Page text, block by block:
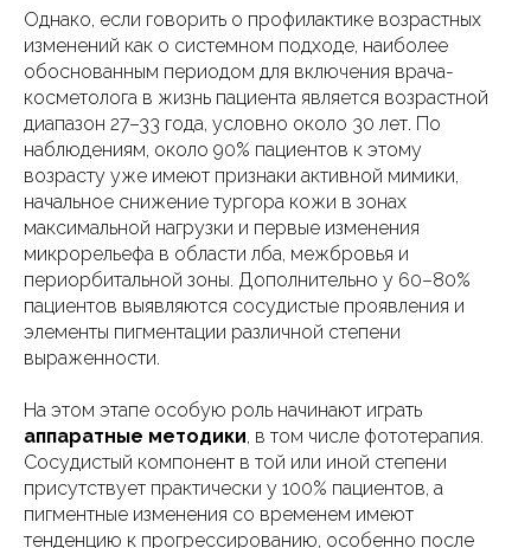
Однако, если говорить о профилактике возрастных
изменений как о системном подходе, наиболее
обоснованным периодом для включения врача-
косметолога в жизнь пациента является возрастной
диапазон 27–33 года, условно около 30 лет. По
наблюдениям, около 90% пациентов к этому
возрасту уже имеют признаки активной мимики,
начальное снижение тургора кожи в зонах
максимальной нагрузки и первые изменения
микрорельефа в области лба, межбровья и
периорбитальной зоны. Дополнительно у 60–80%
пациентов выявляются сосудистые проявления и
элементы пигментации различной степени
выраженности.
На этом этапе особую роль начинают играть
аппаратные методики, в том числе фототерапия.
Сосудистый компонент в той или иной степени
присутствует практически у 100% пациентов, а
пигментные изменения со временем имеют
тенденцию к прогрессированию, особенно после